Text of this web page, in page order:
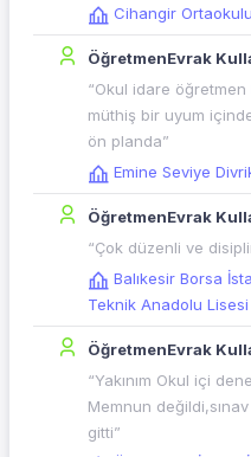
Cihangir Ortaokulu
ÖğretmenEvrak
“Okul idare
müthiş bir uyum
ön planda”
Emine Seviye
ÖğretmenEvrak
“Çok düzenli ve
Balıkesir Borsa
Teknik Anadolu Lisesi
ÖğretmenEvrak
“Yakınım Okul içi
Memnun
gitti”